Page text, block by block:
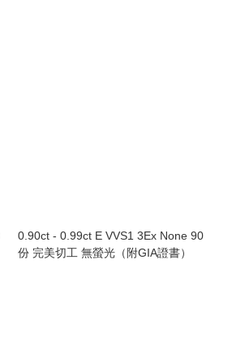
0.90ct - 0.99ct E VVS1 3Ex None 90
份 完美切工 無螢光（附GIA證書）